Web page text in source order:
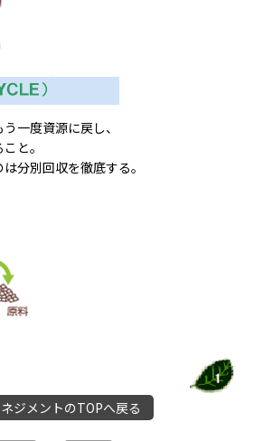
一度資源に戻し、
と。
分別回収を徹底する。
ジメントのTOPへ戻る